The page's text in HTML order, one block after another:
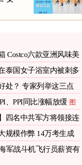
Costco六款亚洲风味美
泰国女子浴室内被刺多
处？ 专家列举这三点
、PPI同比涨幅放缓 图
四名中共军方将领接连
规模作弊 14万考生成
军战斗机飞行员薪资有